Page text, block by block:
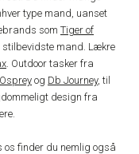
type mand, uanset
som Tiger of
stilbevidste mand. Lækre
. Outdoor tasker fra
Osprey og Db Journey, til
design fra
finder du nemlig også